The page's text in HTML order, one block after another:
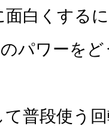
白くする
パワーを
普段使う